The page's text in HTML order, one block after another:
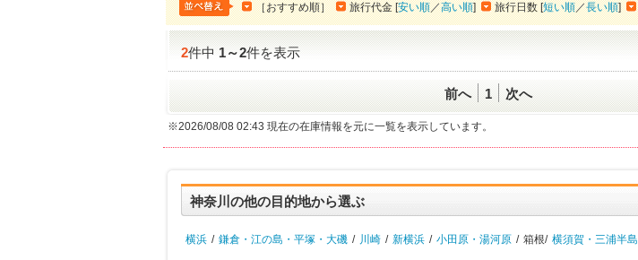
［おすすめ順］ 旅行代金 [安い順／高い順] 旅行日数 [短い順／長い順]
2件中1～2件を表示
前へ 1 次へ
※2026/08/08 02:43 現在の在庫情報を元に一覧を表示しています。
神奈川の他の目的地から選ぶ
横浜 / 鎌倉・江の島・平塚・大磯 / 川崎 / 新横浜 / 小田原・湯河原 / 箱根/ 横須賀・三浦半島